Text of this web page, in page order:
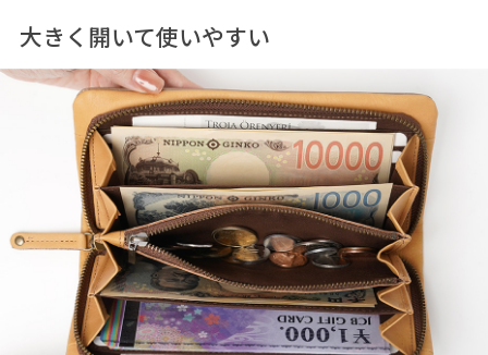
大きく開いて使いやすい